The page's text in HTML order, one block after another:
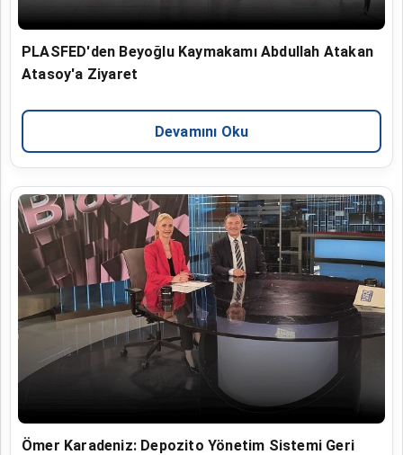
PLASFED'den Beyoğlu Kaymakamı Abdullah Atakan
Atasoy'a Ziyaret
Devamını Oku
Ömer Karadeniz: Depozito Yönetim Sistemi Geri